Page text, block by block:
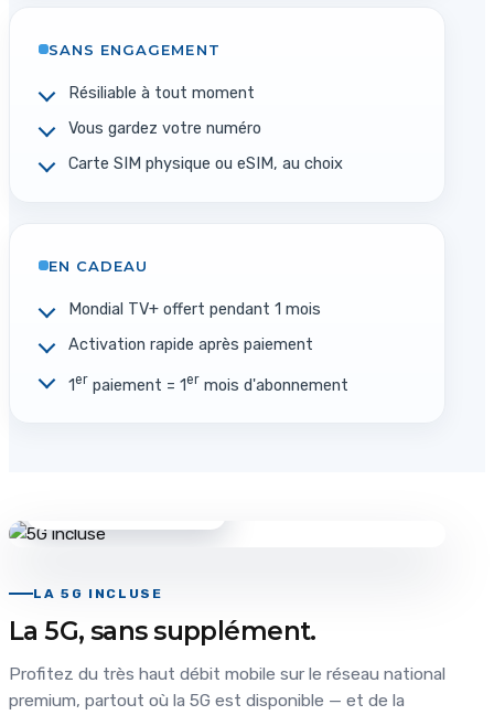
SANS ENGAGEMENT
Résiliable à tout moment
Vous gardez votre numéro
Carte SIM physique ou eSIM, au choix
EN CADEAU
Mondial TV+ offert pendant 1 mois
Activation rapide après paiement
1er paiement = 1er mois d'abonnement
LA 5G INCLUSE
La 5G, sans supplément.
Profitez du très haut débit mobile sur le réseau national
premium, partout où la 5G est disponible — et de la